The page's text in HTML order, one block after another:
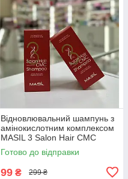
Відновлювальний шампунь з
амінокислотним комплексом
MASIL 3 Salon Hair CMC
Shampoo 150мл EXP
03/08/2026
Готово до відправки
99 ₴ 299 ₴